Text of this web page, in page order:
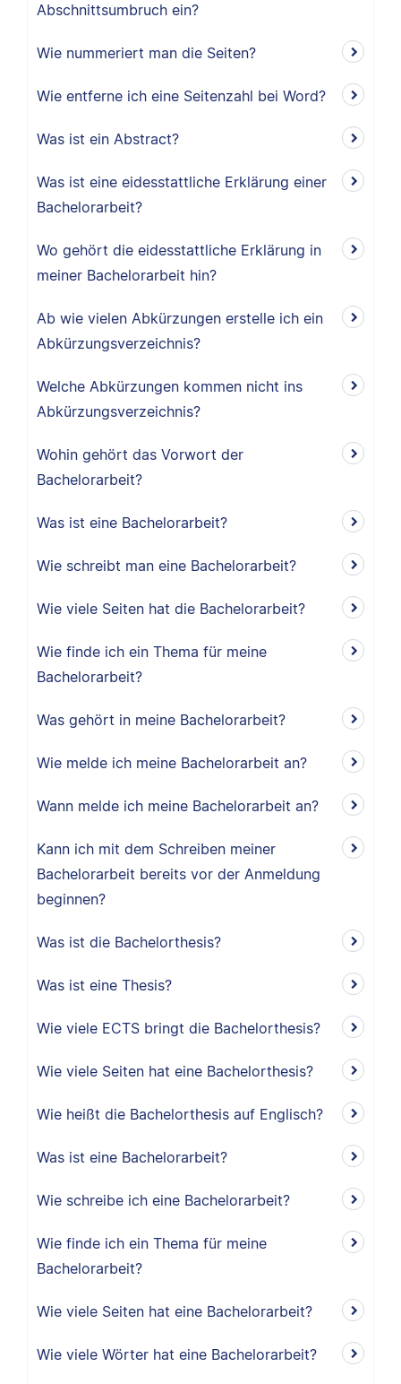
Abschnittsumbruch ein?
Wie nummeriert man die Seiten?
Wie entferne ich eine Seitenzahl bei Word?
Was ist ein Abstract?
Was ist eine eidesstattliche Erklärung einer
Bachelorarbeit?
Wo gehört die eidesstattliche Erklärung in
meiner Bachelorarbeit hin?
Ab wie vielen Abkürzungen erstelle ich ein
Abkürzungsverzeichnis?
Welche Abkürzungen kommen nicht ins
Abkürzungsverzeichnis?
Wohin gehört das Vorwort der
Bachelorarbeit?
Was ist eine Bachelorarbeit?
Wie schreibt man eine Bachelorarbeit?
Wie viele Seiten hat die Bachelorarbeit?
Wie finde ich ein Thema für meine
Bachelorarbeit?
Was gehört in meine Bachelorarbeit?
Wie melde ich meine Bachelorarbeit an?
Wann melde ich meine Bachelorarbeit an?
Kann ich mit dem Schreiben meiner
Bachelorarbeit bereits vor der Anmeldung
beginnen?
Was ist die Bachelorthesis?
Was ist eine Thesis?
Wie viele ECTS bringt die Bachelorthesis?
Wie viele Seiten hat eine Bachelorthesis?
Wie heißt die Bachelorthesis auf Englisch?
Was ist eine Bachelorarbeit?
Wie schreibe ich eine Bachelorarbeit?
Wie finde ich ein Thema für meine
Bachelorarbeit?
Wie viele Seiten hat eine Bachelorarbeit?
Wie viele Wörter hat eine Bachelorarbeit?